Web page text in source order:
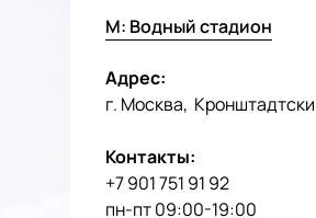
М: Водный стадион
Адрес:
г. Москва,
Контакты:
+7 901 751 91 92
пн-пт 09:00-19:00